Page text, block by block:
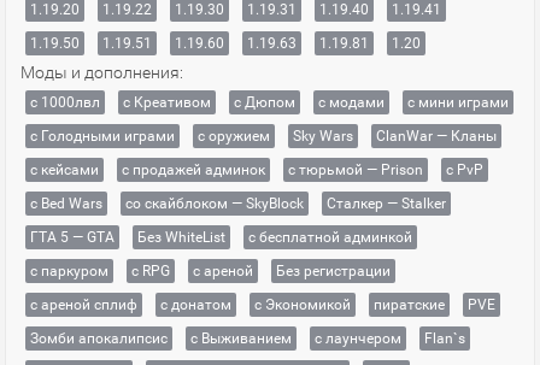
1.19.20
1.19.22 1.19.30 1.19.31 1.19.40
1.19.41
1.19.50
1.19.51 1.19.60 1.19.63 1.19.81 1.20
Моды и дополнения:
с 1000лвл c Креативом с Дюпом с модами
с мини играми
с Голодными играми
с оружием Sky Wars
ClanWar — Кланы
с кейсами
с продажей админок с тюрьмой — Prison
с PvP
с Bed Wars
со скайблоком — SkyBlock
Сталкер — Stalker
ГТА 5 — GTA
Без WhiteList
с бесплатной админкой
с паркуром
с RPG с ареной
Без регистрации
с ареной сплиф
с донатом с Экономикой пиратские
PVE
Зомби апокалипсис
с Выживанием с лаунчером
Flan`s